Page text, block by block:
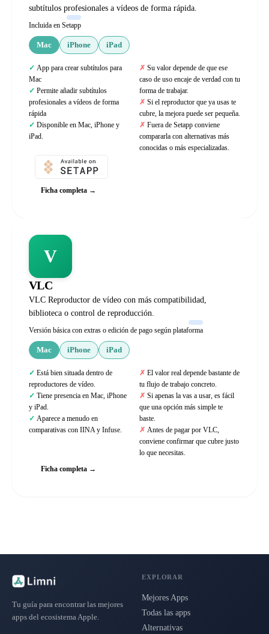
subtítulos profesionales a vídeos de forma rápida.
Incluida en Setapp
Mac iPhone iPad
App para crear subtítulos para
Mac
Permite añadir subtítulos
profesionales a vídeos de forma
rápida
Disponible en Mac, iPhone y
iPad.
Su valor depende de que ese
caso de uso encaje de verdad con tu
forma de trabajar.
Si el reproductor que ya usas te
cubre, la mejora puede ser pequeña.
Fuera de Setapp conviene
compararla con alternativas más
conocidas o más especializadas.
Ficha completa →
V
VLC
VLC Reproductor de vídeo con más compatibilidad,
biblioteca o control de reproducción.
Versión básica con extras o edición de pago según plataforma
Mac iPhone iPad
Está bien situada dentro de
reproductores de vídeo.
Tiene presencia en Mac, iPhone
y iPad.
Aparece a menudo en
comparativas con IINA y Infuse.
El valor real depende bastante de
tu flujo de trabajo concreto.
Si apenas la vas a usar, es fácil
que una opción más simple te
baste.
Antes de pagar por VLC,
conviene confirmar que cubre justo
lo que necesitas.
Ficha completa →
Tu guía para encontrar las mejores
apps del ecosistema Apple.
EXPLORAR
Mejores Apps
Todas las apps
Alternativas